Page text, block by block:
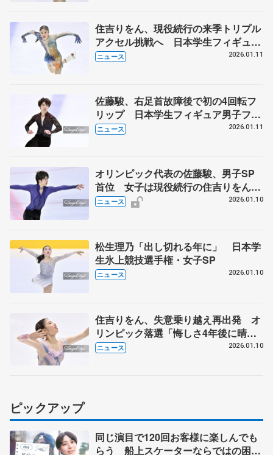
住吉りをん、現役続行の来季トリプル
アクセル挑戦へ 日本学生フィギュア
女子フリー
ニュース 2026.01.11
佐藤駿、右足首故障後で初の4回転フ
リップ 日本学生フィギュア男子フリ
ー
ニュース 2026.01.11
オリンピック代表の佐藤駿、男子SP
首位 女子は現役続行の住吉りをんが
トップ 日本学生フィギュア第1日
ニュース 2026.01.10
松生理乃「出し切れる年に」 日本学
生氷上競技選手権・女子SP
ニュース 2026.01.10
住吉りをん、失意乗り越え再出発 オ
リンピック落選「悔しさ4年後に晴ら
す」 日本学生氷上競技選手権
ニュース 2026.01.10
ピックアップ
同じ演目で120回お客様に楽しんでも
らう 船上スケーターならではの困難